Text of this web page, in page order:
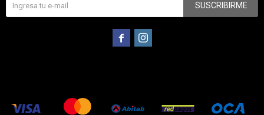
SUSCRIBIRME
 